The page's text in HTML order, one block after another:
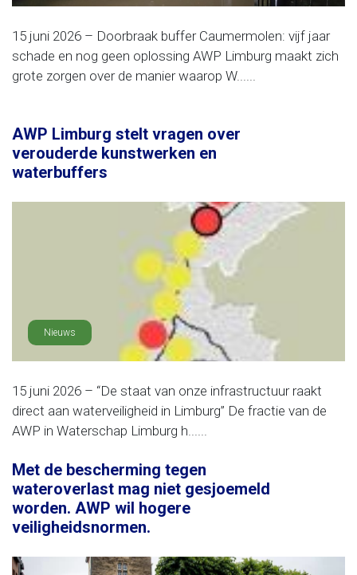
15 juni 2026 – Doorbraak buffer Caumermolen: vijf jaar
schade en nog geen oplossing AWP Limburg maakt zich
grote zorgen over de manier waarop W......
AWP Limburg stelt vragen over
verouderde kunstwerken en
waterbuffers
Nieuws
15 juni 2026 – “De staat van onze infrastructuur raakt
direct aan waterveiligheid in Limburg” De fractie van de
AWP in Waterschap Limburg h......
Met de bescherming tegen
wateroverlast mag niet gesjoemeld
worden. AWP wil hogere
veiligheidsnormen.